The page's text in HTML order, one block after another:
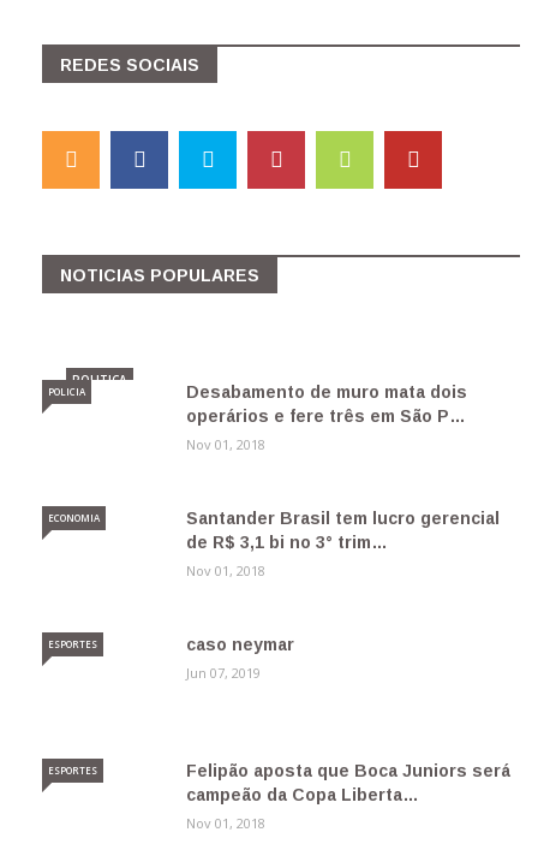
REDES SOCIAIS
NOTICIAS POPULARES
Moro aceita convite de Bolsonaro para
assumir o Mi…
POLITICA
Desabamento de muro mata dois
operários e fere três em São P…
POLICIA
Nov 01, 2018
Santander Brasil tem lucro gerencial
de R$ 3,1 bi no 3° trim…
ECONOMIA
Nov 01, 2018
caso neymar
ESPORTES
Jun 07, 2019
Felipão aposta que Boca Juniors será
campeão da Copa Liberta…
ESPORTES
Nov 01, 2018